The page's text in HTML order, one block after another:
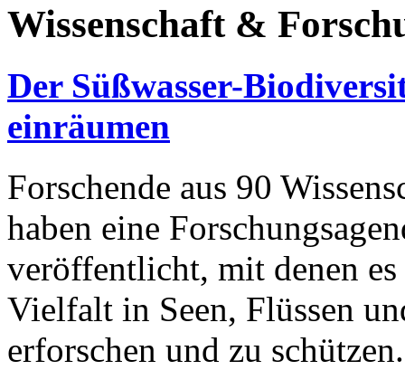
Wissenschaft &
Der Süßwasser-
einräumen
Forschende aus 90
haben eine
veröffentlicht, mit denen
Vielfalt in Seen, Flüssen
erforschen und zu schützen.